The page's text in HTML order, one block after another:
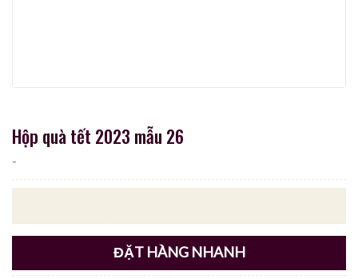
Hộp quà tết 2023 mẫu 26
-
ĐẶT HÀNG NHANH